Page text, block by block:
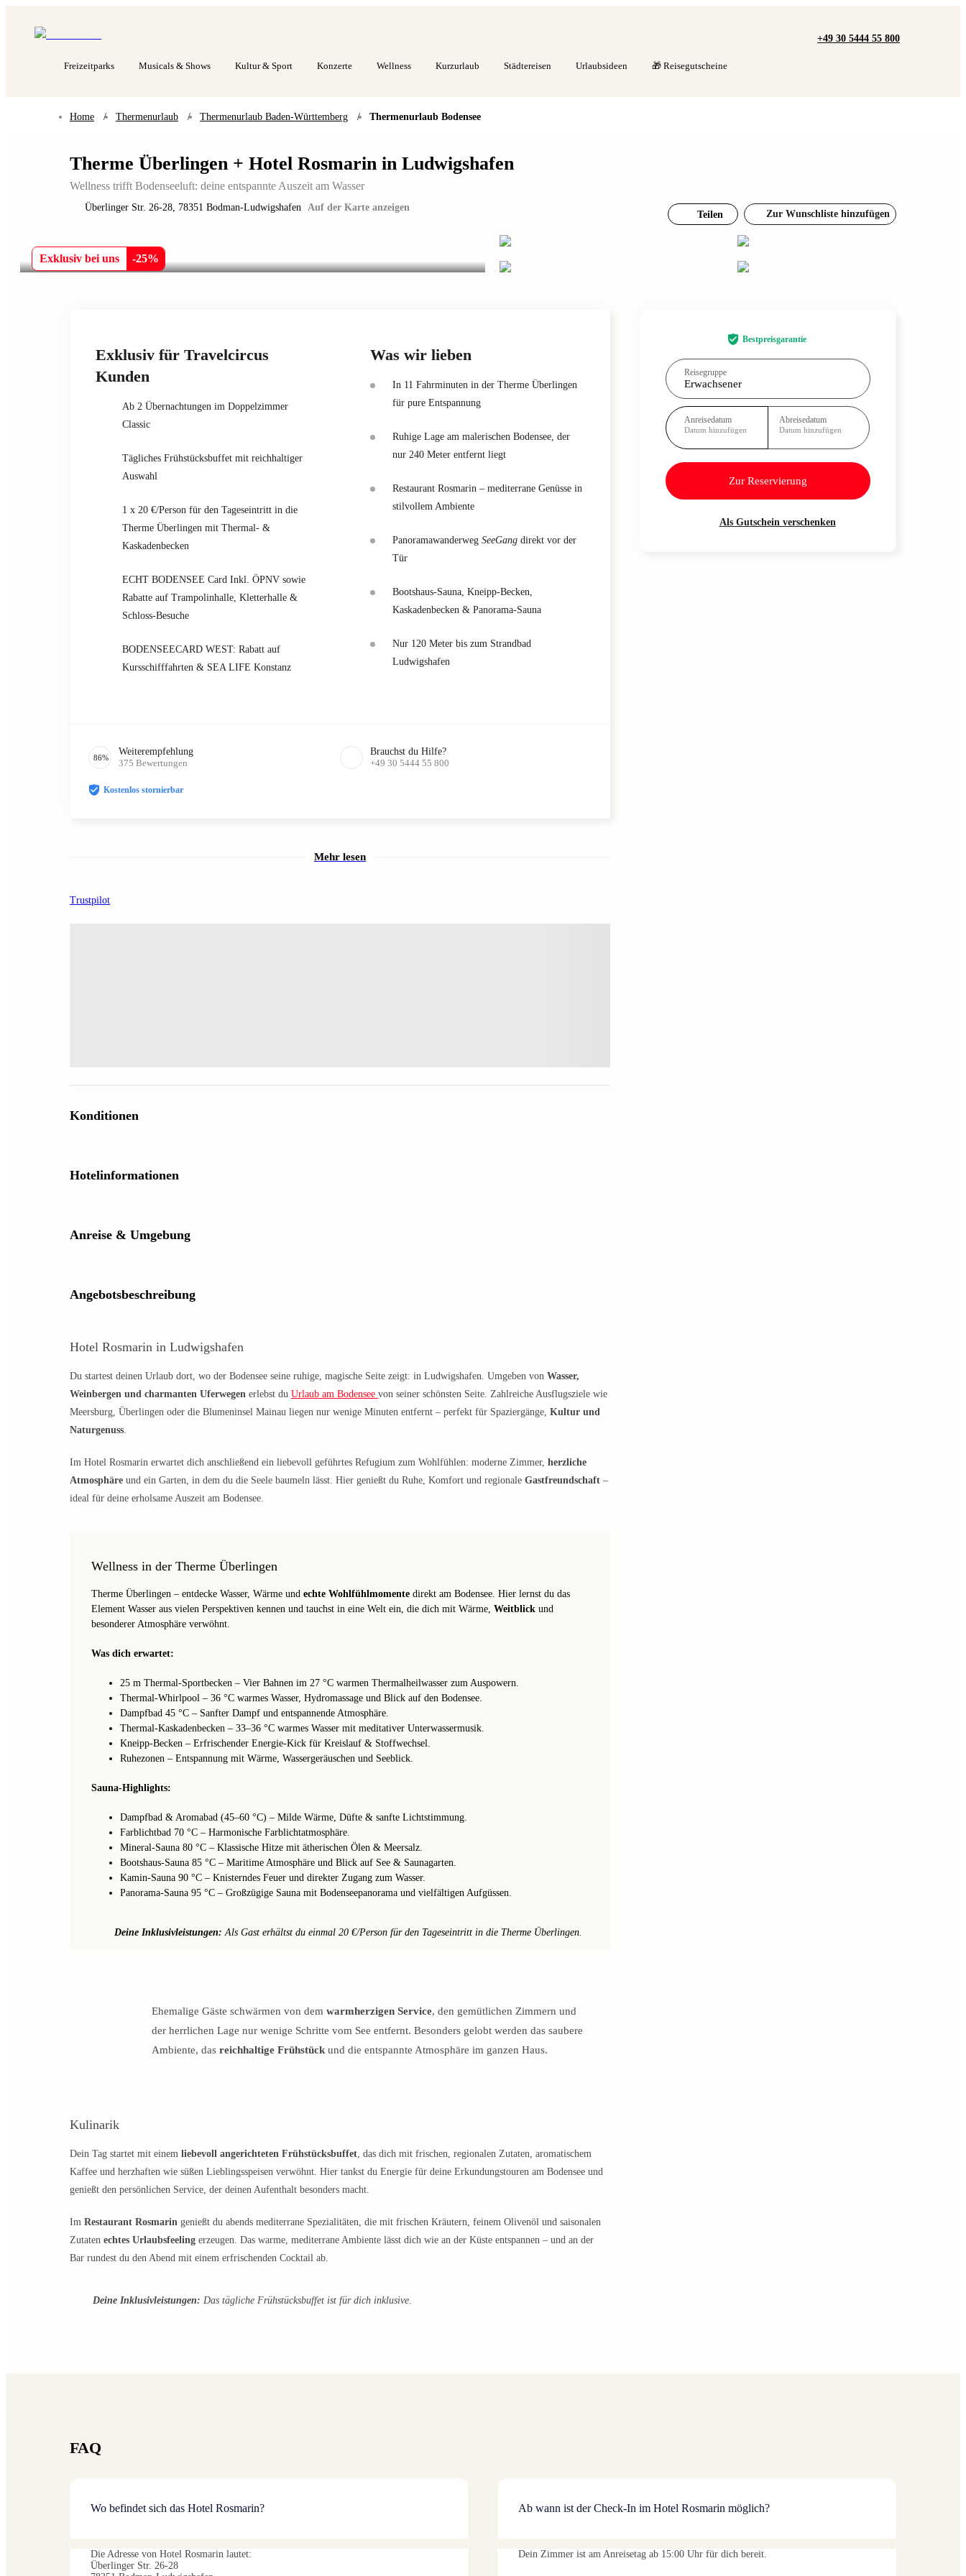
Freizeitparks Musicals & Shows Kultur & Sport Konzerte Wellness Kurzurlaub Städtereisen Urlaubsideen 🎁 Reisegutscheine
+49 30 5444 55 800
Home / Thermenurlaub / Thermenurlaub Baden-Württemberg / Thermenurlaub Bodensee
Therme Überlingen + Hotel Rosmarin in Ludwigshafen
Wellness trifft Bodenseeluft: deine entspannte Auszeit am Wasser
Überlinger Str. 26-28, 78351 Bodman-Ludwigshafen Auf der Karte anzeigen
Teilen Zur Wunschliste hinzufügen
Exklusiv bei uns -25%
Überlingen!
Bestpreisgarantie
Reisegruppe
Erwachsener
Anreisedatum
Datum hinzufügen
Abreisedatum
Datum hinzufügen
Zur Reservierung
Als Gutschein verschenken
Exklusiv für Travelcircus
Kunden
Ab 2 Übernachtungen im Doppelzimmer
Classic
Tägliches Frühstücksbuffet mit reichhaltiger
Auswahl
1 x 20 €/Person für den Tageseintritt in die
Therme Überlingen mit Thermal- &
Kaskadenbecken
ECHT BODENSEE Card Inkl. ÖPNV sowie
Rabatte auf Trampolinhalle, Kletterhalle &
Schloss-Besuche
BODENSEECARD WEST: Rabatt auf
Kursschifffahrten & SEA LIFE Konstanz
Was wir lieben
In 11 Fahrminuten in der Therme Überlingen
für pure Entspannung
Ruhige Lage am malerischen Bodensee, der
nur 240 Meter entfernt liegt
Restaurant Rosmarin – mediterrane Genüsse in
stilvollem Ambiente
Panoramawanderweg SeeGang direkt vor der
Tür
Bootshaus-Sauna, Kneipp-Becken,
Kaskadenbecken & Panorama-Sauna
Nur 120 Meter bis zum Strandbad
Ludwigshafen
86%
Weiterempfehlung
375 Bewertungen
Brauchst du Hilfe?
+49 30 5444 55 800
Kostenlos stornierbar
Mehr lesen
Trustpilot
Konditionen
Hotelinformationen
Anreise & Umgebung
Angebotsbeschreibung
Hotel Rosmarin in Ludwigshafen
Du startest deinen Urlaub dort, wo der Bodensee seine ruhige, magische Seite zeigt: in Ludwigshafen. Umgeben von Wasser,
Weinbergen und charmanten Uferwegen erlebst du Urlaub am Bodensee von seiner schönsten Seite. Zahlreiche Ausflugsziele wie
Meersburg, Überlingen oder die Blumeninsel Mainau liegen nur wenige Minuten entfernt – perfekt für Spaziergänge, Kultur und
Naturgenuss.
Im Hotel Rosmarin erwartet dich anschließend ein liebevoll geführtes Refugium zum Wohlfühlen: moderne Zimmer, herzliche
Atmosphäre und ein Garten, in dem du die Seele baumeln lässt. Hier genießt du Ruhe, Komfort und regionale Gastfreundschaft –
ideal für deine erholsame Auszeit am Bodensee.
Wellness in der Therme Überlingen
Therme Überlingen – entdecke Wasser, Wärme und echte Wohlfühlmomente direkt am Bodensee. Hier lernst du das
Element Wasser aus vielen Perspektiven kennen und tauchst in eine Welt ein, die dich mit Wärme, Weitblick und
besonderer Atmosphäre verwöhnt.
Was dich erwartet:
25 m Thermal-Sportbecken – Vier Bahnen im 27 °C warmen Thermalheilwasser zum Auspowern.
Thermal-Whirlpool – 36 °C warmes Wasser, Hydromassage und Blick auf den Bodensee.
Dampfbad 45 °C – Sanfter Dampf und entspannende Atmosphäre.
Thermal-Kaskadenbecken – 33–36 °C warmes Wasser mit meditativer Unterwassermusik.
Kneipp-Becken – Erfrischender Energie-Kick für Kreislauf & Stoffwechsel.
Ruhezonen – Entspannung mit Wärme, Wassergeräuschen und Seeblick.
Sauna-Highlights:
Dampfbad & Aromabad (45–60 °C) – Milde Wärme, Düfte & sanfte Lichtstimmung.
Farblichtbad 70 °C – Harmonische Farblichtatmosphäre.
Mineral-Sauna 80 °C – Klassische Hitze mit ätherischen Ölen & Meersalz.
Bootshaus-Sauna 85 °C – Maritime Atmosphäre und Blick auf See & Saunagarten.
Kamin-Sauna 90 °C – Knis­terndes Feuer und direkter Zugang zum Wasser.
Panorama-Sauna 95 °C – Großzügige Sauna mit Bodenseepanorama und vielfältigen Aufgüssen.
Deine Inklusivleistungen: Als Gast erhältst du einmal 20 €/Person für den Tageseintritt in die Therme Überlingen.
Ehemalige Gäste schwärmen von dem warmherzigen Service, den gemütlichen Zimmern und
der herrlichen Lage nur wenige Schritte vom See entfernt. Besonders gelobt werden das saubere
Ambiente, das reichhaltige Frühstückund die entspannte Atmosphäre im ganzen Haus.
Kulinarik
Dein Tag startet mit einem liebevoll angerichteten Frühstücksbuffet, das dich mit frischen, regionalen Zutaten, aromatischem
Kaffee und herzhaften wie süßen Lieblingsspeisen verwöhnt. Hier tankst du Energie für deine Erkundungstouren am Bodensee und
genießt den persönlichen Service, der deinen Aufenthalt besonders macht.
Im Restaurant Rosmarin genießt du abends mediterrane Spezialitäten, die mit frischen Kräutern, feinem Olivenöl und saisonalen
Zutaten echtes Urlaubsfeeling erzeugen. Das warme, mediterrane Ambiente lässt dich wie an der Küste entspannen – und an der
Bar rundest du den Abend mit einem erfrischenden Cocktail ab.
Deine Inklusivleistungen: Das tägliche Frühstücksbuffet ist für dich inklusive.
FAQ
Wo befindet sich das Hotel Rosmarin?
Die Adresse von Hotel Rosmarin lautet:
Überlinger Str. 26-28
Ab wann ist der Check-In im Hotel Rosmarin möglich?
Dein Zimmer ist am Anreisetag ab 15:00 Uhr für dich bereit.